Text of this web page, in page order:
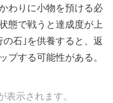
わりに小物を預ける必
態で戦うと達成度が上
石｣を供養すると、返
する可能性がある。
示されます。